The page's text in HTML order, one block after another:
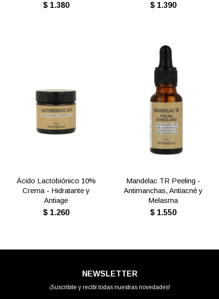
$ 1.380
$ 1.390
Ácido Lactobiónico 10%
Crema - Hidratante y
Antiage
$ 1.260
Mandelac TR Peeling -
Antimanchas, Antiacné y
Melasma
$ 1.550
NEWSLETTER
¡Suscribite y recibí todas nuestras novedades!